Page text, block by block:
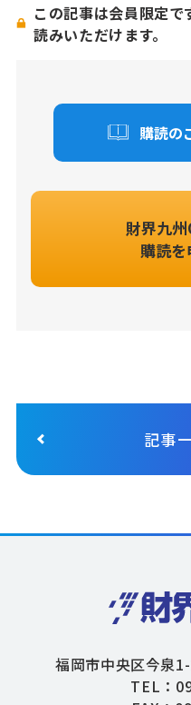
この記事は会員限定で
読みいただけます。
購読の
財界九
購読
記事
福岡市中央区今泉
TEL：